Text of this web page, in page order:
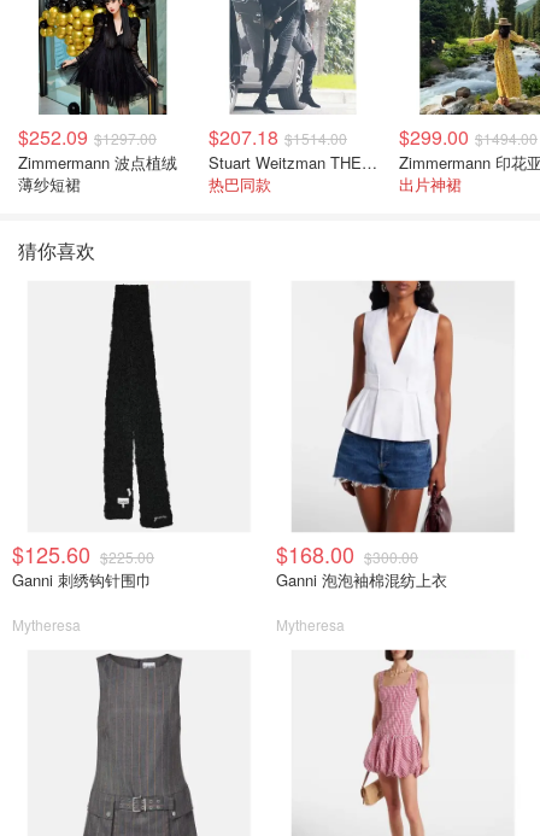
$252.09 $1297.00
Zimmermann 波点植绒
薄纱短裙
$207.18 $1514.00
Stuart Weitzman THE OUTNET 麂皮过膝靴 黑色
热巴同款
$299.00 $1494.00
出片神裙
猜你喜欢
$125.60 $225.00
Ganni 刺绣钩针围巾
Mytheresa
$168.00 $300.00
Ganni 泡泡袖棉混纺上衣
Mytheresa